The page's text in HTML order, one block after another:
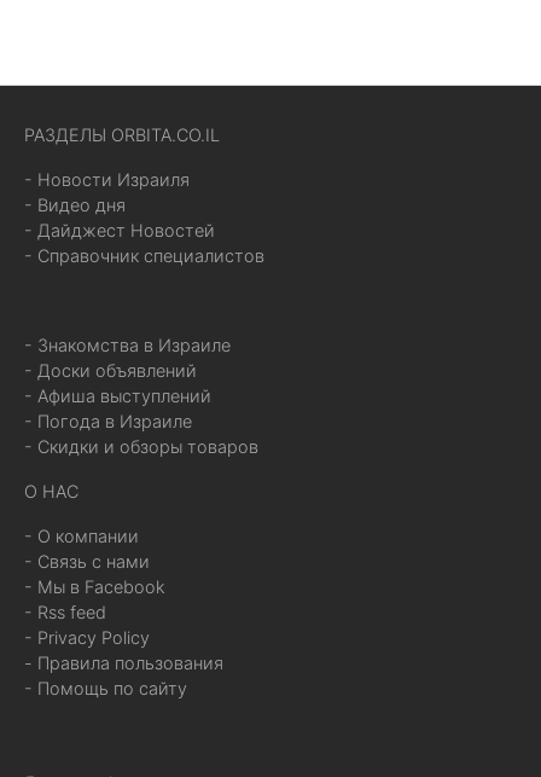
РАЗДЕЛЫ ORBITA.CO.IL
- Новости Израиля
- Видео дня
- Дайджест Новостей
- Справочник специалистов
- Знакомства в Израиле
- Доски объявлений
- Афиша выступлений
- Погода в Израиле
- Скидки и обзоры товаров
О НАС
- О компании
- Связь с нами
- Мы в Facebook
- Rss feed
- Privacy Policy
- Правила пользования
- Помощь по сайту